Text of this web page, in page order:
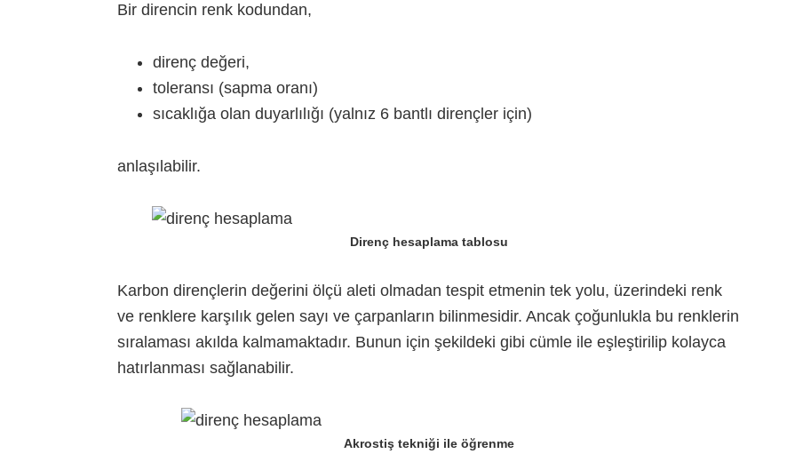
Bir direncin renk kodundan,
direnç değeri,
toleransı (sapma oranı)
sıcaklığa olan duyarlılığı (yalnız 6 bantlı dirençler için)
anlaşılabilir.
Direnç hesaplama tablosu
Karbon dirençlerin değerini ölçü aleti olmadan tespit etmenin tek yolu, üzerindeki renk
ve renklere karşılık gelen sayı ve çarpanların bilinmesidir. Ancak çoğunlukla bu renklerin
sıralaması akılda kalmamaktadır. Bunun için şekildeki gibi cümle ile eşleştirilip kolayca
hatırlanması sağlanabilir.
Akrostiş tekniği ile öğrenme